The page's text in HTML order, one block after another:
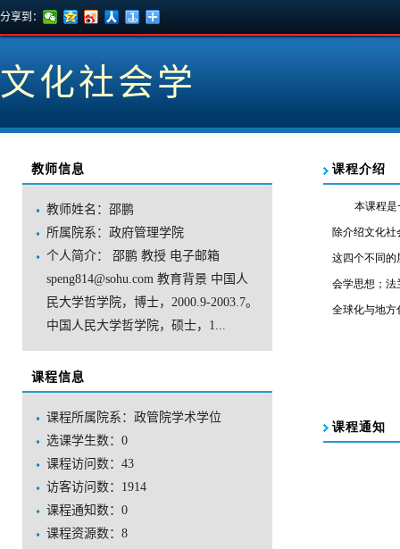
分享到：
文化社会学
教师信息
教师姓名：邵鹏
所属院系：政府管理学院
个人简介：邵鹏教授电子邮箱
speng814@sohu.com教育背景中国人
民大学哲学院，博士，2000.9-2003.7。
中国人民大学哲学院，硕士，1...
课程信息
课程所属院系：政管院学术学位
选课学生数：0
课程访问数： 43
访客访问数： 1914
课程通知数： 0
课程资源数： 8